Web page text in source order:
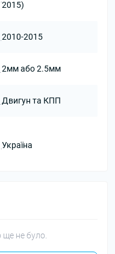
2015)
2010-2015
2мм або 2.5мм
Двигун та КПП
Україна
ще не було.